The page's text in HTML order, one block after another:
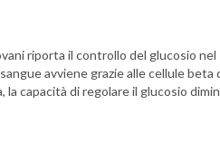
riporta il controllo del glucosio
avviene grazie alle cellule beta
la capacità di regolare il glucosio